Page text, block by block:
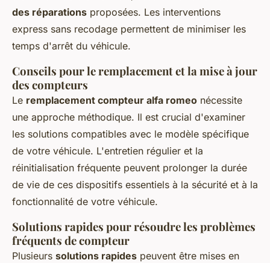
des réparations proposées. Les interventions
express sans recodage permettent de minimiser les
temps d'arrêt du véhicule.
Conseils pour le remplacement et la mise à jour
des compteurs
Le remplacement compteur alfa romeo nécessite
une approche méthodique. Il est crucial d'examiner
les solutions compatibles avec le modèle spécifique
de votre véhicule. L'entretien régulier et la
réinitialisation fréquente peuvent prolonger la durée
de vie de ces dispositifs essentiels à la sécurité et à la
fonctionnalité de votre véhicule.
Solutions rapides pour résoudre les problèmes
fréquents de compteur
Plusieurs solutions rapides peuvent être mises en